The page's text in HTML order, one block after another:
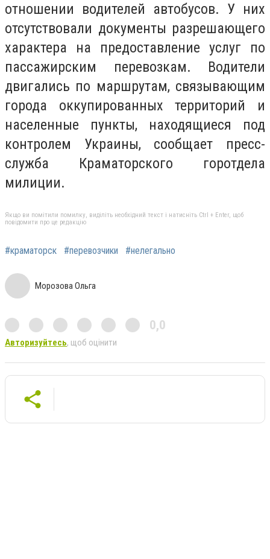
отношении водителей автобусов. У них
отсутствовали документы разрешающего
характера на предоставление услуг по
пассажирским перевозкам. Водители
двигались по маршрутам, связывающим
города оккупированных территорий и
населенные пункты, находящиеся под
контролем Украины, сообщает пресс-
служба Краматорского горотдела
милиции.
Якщо ви помітили помилку, виділіть необхідний текст і натисніть Ctrl + Enter, щоб
повідомити про це редакцію
#краматорск #перевозчики #нелегально
Морозова Ольга
0,0
Авторизуйтесь, щоб оцінити